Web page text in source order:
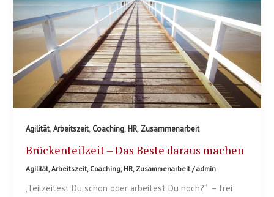
Agilität,Arbeitszeit, Coaching, HR, Zusammenarbeit
Brückenteilzeit – Das Beste daraus machen
Agilität, Arbeitszeit, Coaching, HR, Zusammenarbeit/admin
„Teilzeitest Du schon oder arbeitest Du noch?“ – frei